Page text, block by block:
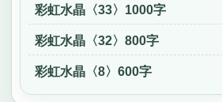
彩虹水晶〈33〉1000字
彩虹水晶〈32〉800字
彩虹水晶〈8〉600字